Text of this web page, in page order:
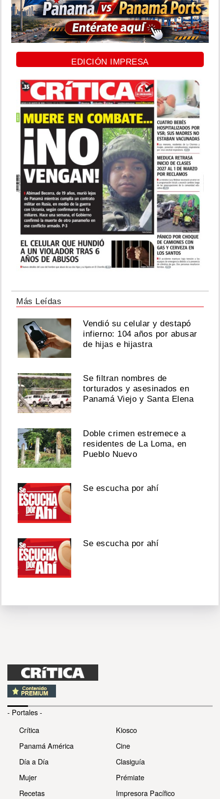
EDICIÓN IMPRESA
Más Leídas
Vendió su celular y destapó
infierno: 104 años por abusar
de hijas e hijastra
Se filtran nombres de
torturados y asesinados en
Panamá Viejo y Santa Elena
Doble crimen estremece a
residentes de La Loma, en
Pueblo Nuevo
Se escucha por ahí
Se escucha por ahí
- Portales -
Crítica
Panamá América
Día a Día
Mujer
Recetas
Kiosco
Cine
Clasiguía
Prémiate
Impresora Pacífico